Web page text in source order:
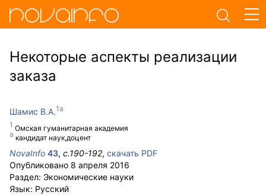
Некоторые аспекты реализации
заказа
Шамис В.А.
Омская гуманитарная академия
кандидат наук,доцент
NovaInfo 43, с.190-192, скачать PDF
Опубликовано 8 апреля 2016
Раздел: Экономические науки
Язык: Русский